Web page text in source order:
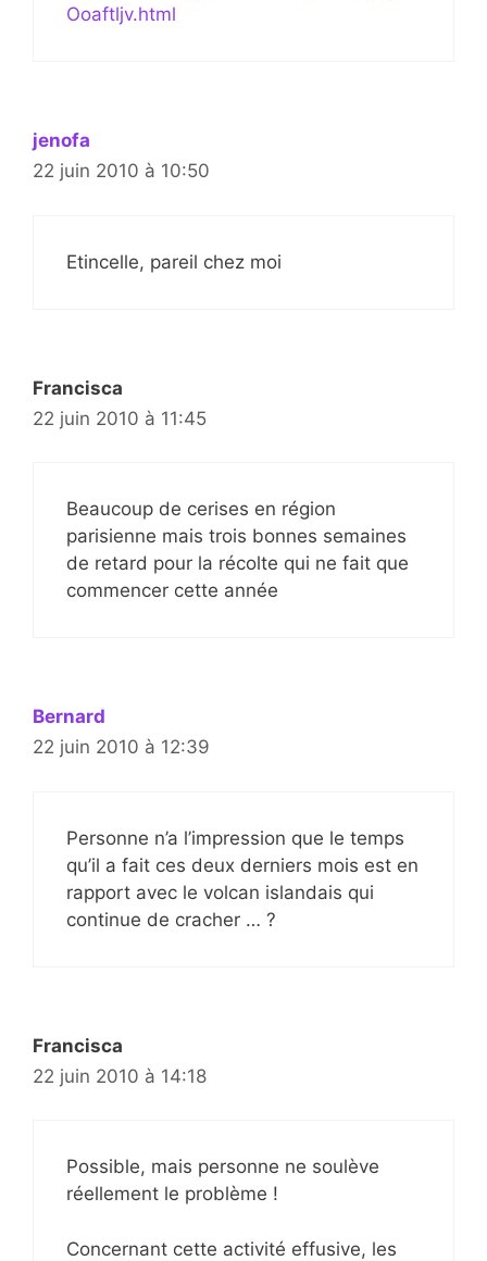
Ooaftljv.html
jenofa
22 juin 2010 à 10:50
Etincelle, pareil chez moi
Francisca
22 juin 2010 à 11:45
Beaucoup de cerises en région
parisienne mais trois bonnes semaines
de retard pour la récolte qui ne fait que
commencer cette année
Bernard
22 juin 2010 à 12:39
Personne n’a l’impression que le temps
qu’il a fait ces deux derniers mois est en
rapport avec le volcan islandais qui
continue de cracher … ?
Francisca
22 juin 2010 à 14:18
Possible, mais personne ne soulève
réellement le problème !
Concernant cette activité effusive, les